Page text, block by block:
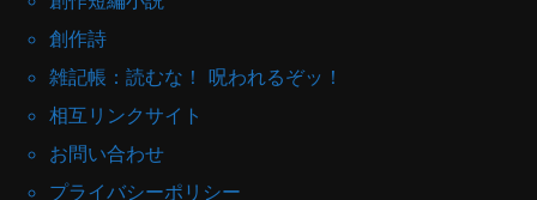
創作詩
雑記帳：読むな！ 呪われるぞッ！
相互リンクサイト
お問い合わせ
プライバシーポリシー